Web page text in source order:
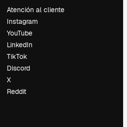
Atención al cliente
Instagram
YouTube
LinkedIn
TikTok
Discord
X
Reddit